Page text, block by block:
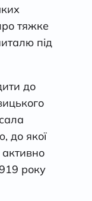
тяжке
під
до
до якої
року